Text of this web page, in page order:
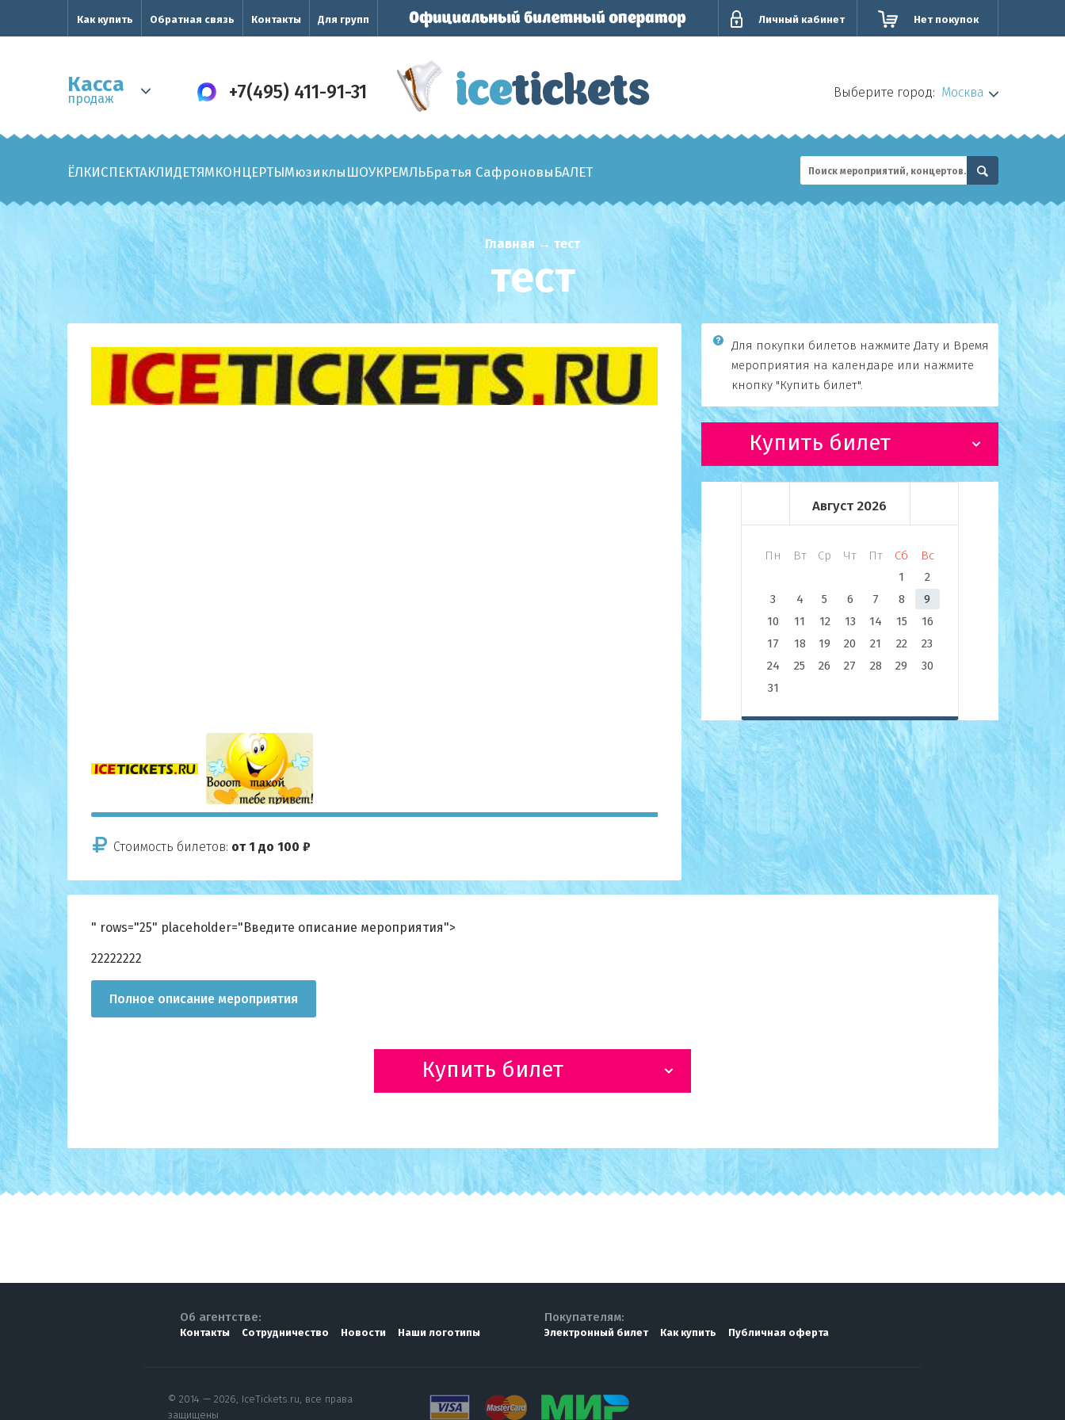
Как купить Обратная связь Контакты Для групп Личный кабинет Нет покупок
Касса
продаж +7(495) 411-91-31 Выберите город: Москва
ЁЛКИСПЕКТАКЛИДЕТЯМКОНЦЕРТЫМюзиклыШОУКРЕМЛЬБратья СафроновыБАЛЕТ
Главная → тест
тест
Для покупки билетов нажмите Дату и Время
мероприятия на календаре или нажмите
кнопку "Купить билет".
Купить билет
Август 2026
Пн Вт Ср Чт Пт Сб
Вс
1
2
3
4 5 6 7 8
9
10
11 12 13 14 15
16
17
18 19 20 21 22
23
24
25 26 27 28 29
30
31
Стоимость билетов: от 1 до 100 ₽
" rows="25" placeholder="Введите описание мероприятия">
22222222
Полное описание мероприятия
Купить билет
Об агентстве:
Контакты Сотрудничество Новости Наши логотипы
Покупателям:
Электронный билет Как купить Публичная оферта
© 2014 — 2026, IceTickets.ru, все права
защищены